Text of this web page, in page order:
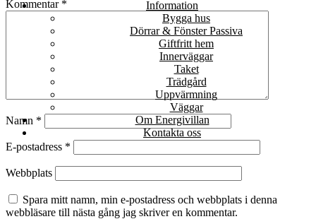
Information
Bygga hus
Dörrar & Fönster Passiva
Giftfritt hem
Innerväggar
Taket
Trädgård
Uppvärmning
Väggar
Om Energivillan
Kontakta oss
Kommentar *
Namn *
E-postadress *
Webbplats
Spara mitt namn, min e-postadress och webbplats i denna
webbläsare till nästa gång jag skriver en kommentar.